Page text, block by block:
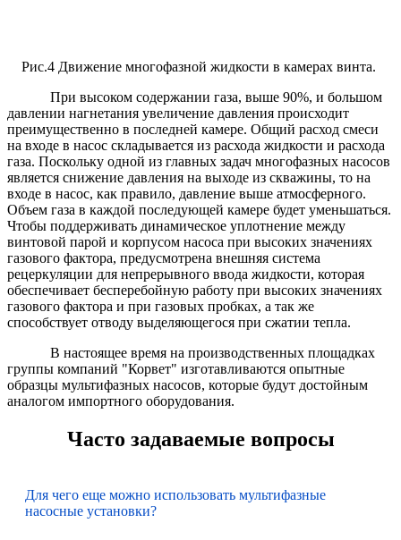
Рис.4 Движение многофазной жидкости в камерах винта.
При высоком содержании газа, выше 90%, и большом
давлении нагнетания увеличение давления происходит
преимущественно в последней камере. Общий расход смеси
на входе в насос складывается из расхода жидкости и расхода
газа. Поскольку одной из главных задач многофазных насосов
является снижение давления на выходе из скважины, то на
входе в насос, как правило, давление выше атмосферного.
Объем газа в каждой последующей камере будет уменьшаться.
Чтобы поддерживать динамическое уплотнение между
винтовой парой и корпусом насоса при высоких значениях
газового фактора, предусмотрена внешняя система
рецеркуляции для непрерывного ввода жидкости, которая
обеспечивает бесперебойную работу при высоких значениях
газового фактора и при газовых пробках, а так же
способствует отводу выделяющегося при сжатии тепла.
В настоящее время на производственных площадках
группы компаний "Корвет" изготавливаются опытные
образцы мультифазных насосов, которые будут достойным
аналогом импортного оборудования.
Часто задаваемые вопросы
Для чего еще можно использовать мультифазные
насосные установки?